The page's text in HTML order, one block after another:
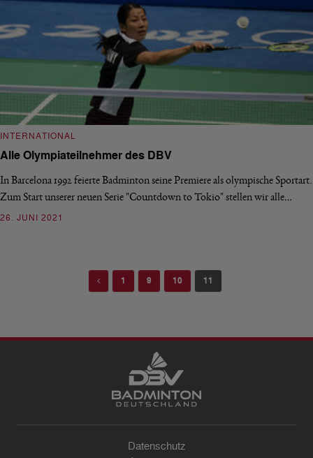
INTERNATIONAL
Alle Olympiateilnehmer des DBV
In Barcelona 1992 feierte Badminton seine Premiere als olympische Sportart.
Zum Start unserer neuen Serie "Countdown to Tokio" stellen wir alle…
26. JUNI 2021
Previous
1 9 10 11
Datenschutz